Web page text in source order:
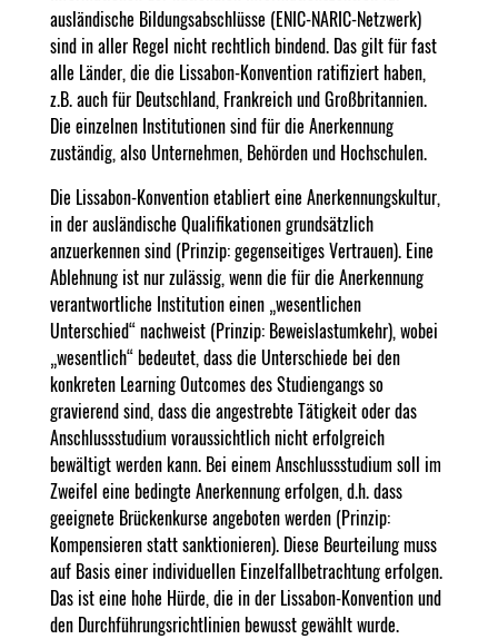
ausländische Bildungsabschlüsse (ENIC-NARIC-Netzwerk)
sind in aller Regel nicht rechtlich bindend. Das gilt für fast
alle Länder, die die Lissabon-Konvention ratifiziert haben,
z.B. auch für Deutschland, Frankreich und Großbritannien.
Die einzelnen Institutionen sind für die Anerkennung
zuständig, also Unternehmen, Behörden und Hochschulen.
Die Lissabon-Konvention etabliert eine Anerkennungskultur,
in der ausländische Qualifikationen grundsätzlich
anzuerkennen sind (Prinzip: gegenseitiges Vertrauen). Eine
Ablehnung ist nur zulässig, wenn die für die Anerkennung
verantwortliche Institution einen „wesentlichen
Unterschied“ nachweist (Prinzip: Beweislastumkehr), wobei
„wesentlich“ bedeutet, dass die Unterschiede bei den
konkreten Learning Outcomes des Studiengangs so
gravierend sind, dass die angestrebte Tätigkeit oder das
Anschlussstudium voraussichtlich nicht erfolgreich
bewältigt werden kann. Bei einem Anschlussstudium soll im
Zweifel eine bedingte Anerkennung erfolgen, d.h. dass
geeignete Brückenkurse angeboten werden (Prinzip:
Kompensieren statt sanktionieren). Diese Beurteilung muss
auf Basis einer individuellen Einzelfallbetrachtung erfolgen.
Das ist eine hohe Hürde, die in der Lissabon-Konvention und
den Durchführungsrichtlinien bewusst gewählt wurde.